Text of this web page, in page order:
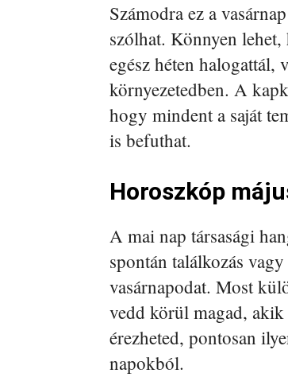
Számodra ez a
szólhat. Könnyen
egész héten halogattál,
környezetedben. A
hogy mindent a saját
is befuthat.
Horoszkóp
A mai nap társasági
spontán találkozás
vasárnapodat. Most
vedd körül magad,
érezheted, pontosan
napokból.